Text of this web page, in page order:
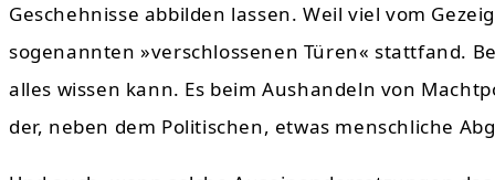
Geschehnisse abbilden lassen. Weil viel vom
sogenannten »verschlossenen Türen« stattfand.
alles wissen kann. Es beim Aushandeln von
der, neben dem Politischen, etwas menschliche